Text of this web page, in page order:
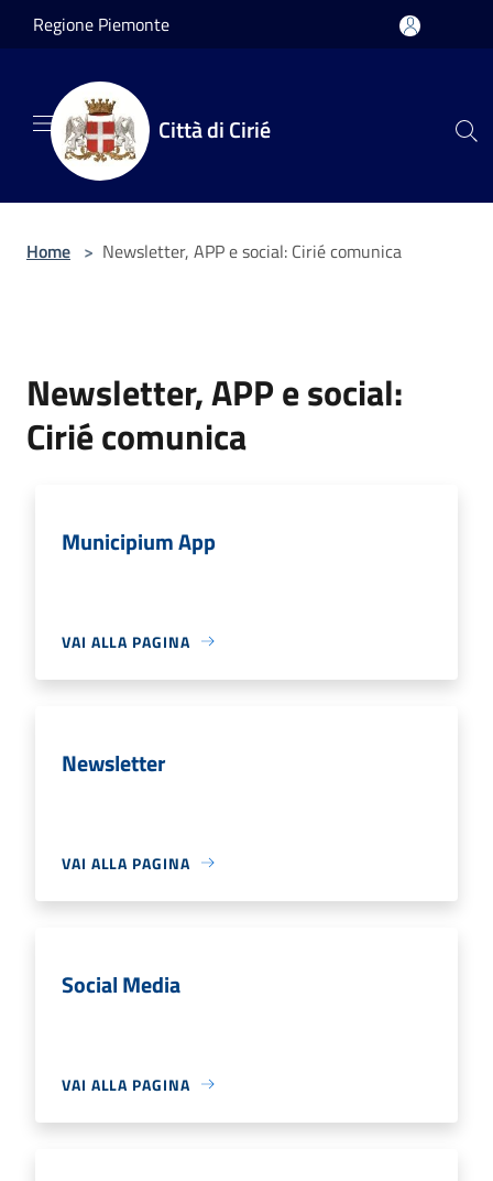
Salta al contenuto principale
Regione Piemonte
Città di Cirié
Home > Newsletter, APP e social: Cirié comunica
Newsletter, APP e social:
Cirié comunica
Municipium App
VAI ALLA PAGINA
Newsletter
VAI ALLA PAGINA
Social Media
VAI ALLA PAGINA